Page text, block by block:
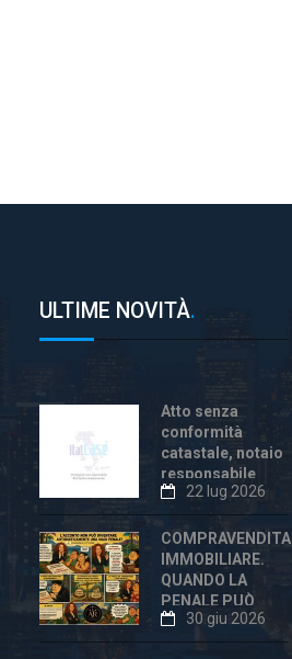
ULTIME NOVITÀ.
Atto senza
conformità
catastale, notaio
responsabile
anche dopo la
«correzione»
22 lug 2026
COMPRAVENDITA
IMMOBILIARE.
QUANDO LA
PENALE PUÒ
ESSERE
ECCESSIVA E
30 giu 2026